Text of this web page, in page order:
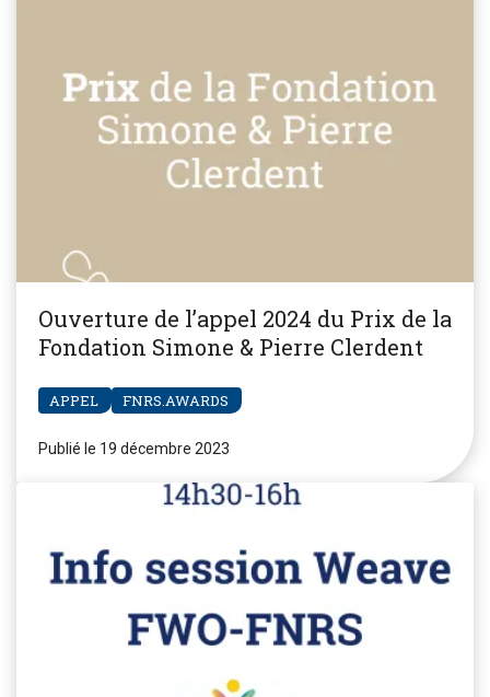
Ouverture de l’appel 2024 du Prix de la
Fondation Simone & Pierre Clerdent
APPEL FNRS.AWARDS
Publié le 19 décembre 2023